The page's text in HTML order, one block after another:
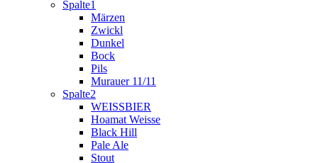
Spalte1
Märzen
Zwickl
Dunkel
Bock
Pils
Murauer 11/11
Spalte2
WEISSBIER
Hoamat Weisse
Black Hill
Pale Ale
Stout